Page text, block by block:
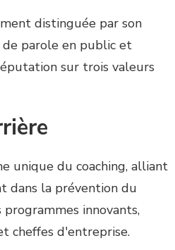
distinguée par son
de parole en public et
sur trois valeurs
unique du coaching, alliant
dans la prévention du
innovants,
cheffes d'entreprise.